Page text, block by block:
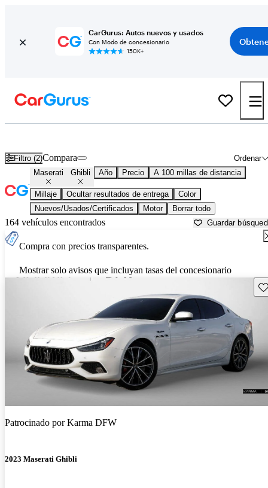
CarGurus: Autos nuevos y usados
Con Modo de concesionario
150K+
Filtro (2) Ordenar
Compara
Maserati Ghibli Año Precio A 100 millas de distancia
Millaje Ocultar resultados de entrega
Color
Nuevos/Usados/Certificados
Motor Borrar todo
164 vehículos encontrados Guardar
Compra con precios transparentes.
Mostrar solo avisos que incluyan tasas del concesionario
Patrocinado porKarma DFW
2023 Maserati Ghibli